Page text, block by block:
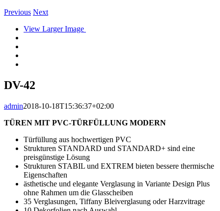
Previous Next
View Larger Image
DV-42
admin2018-10-18T15:36:37+02:00
TÜREN MIT PVC-TÜRFÜLLUNG MODERN
Türfüllung aus hochwertigen PVC
Strukturen STANDARD und STANDARD+ sind eine
preisgünstige Lösung
Strukturen STABIL und EXTREM bieten bessere thermische
Eigenschaften
ästhetische und elegante Verglasung in Variante Design Plus
ohne Rahmen um die Glasscheiben
35 Verglasungen, Tiffany Bleiverglasung oder Harzvitrage